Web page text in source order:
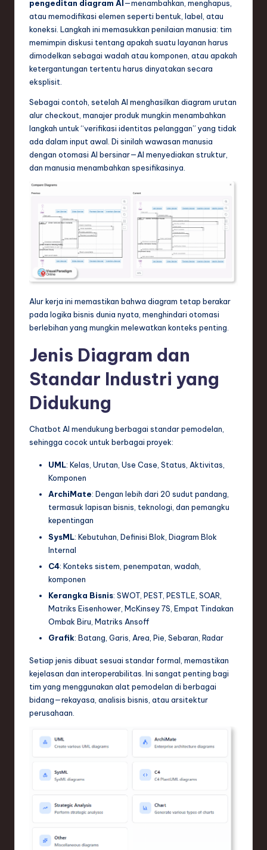
pengeditan diagram AI —menambahkan, menghapus,
atau memodifikasi elemen seperti bentuk, label, atau
koneksi. Langkah ini memasukkan penilaian manusia: tim
memimpin diskusi tentang apakah suatu layanan harus
dimodelkan sebagai wadah atau komponen, atau apakah
ketergantungan tertentu harus dinyatakan secara
eksplisit.
Sebagai contoh, setelah AI menghasilkan diagram urutan
alur checkout, manajer produk mungkin menambahkan
langkah untuk “verifikasi identitas pelanggan” yang tidak
ada dalam input awal. Di sinilah wawasan manusia
dengan otomasi AI bersinar—AI menyediakan struktur,
dan manusia menambahkan spesifikasinya.
Alur kerja ini memastikan bahwa diagram tetap berakar
pada logika bisnis dunia nyata, menghindari otomasi
berlebihan yang mungkin melewatkan konteks penting.
Jenis Diagram dan
Standar Industri yang
Didukung
Chatbot AI mendukung berbagai standar pemodelan,
sehingga cocok untuk berbagai proyek:
UML: Kelas, Urutan, Use Case, Status, Aktivitas,
Komponen
ArchiMate: Dengan lebih dari 20 sudut pandang,
termasuk lapisan bisnis, teknologi, dan pemangku
kepentingan
SysML: Kebutuhan, Definisi Blok, Diagram Blok
Internal
C4: Konteks sistem, penempatan, wadah,
komponen
Kerangka Bisnis: SWOT, PEST, PESTLE, SOAR,
Matriks Eisenhower, McKinsey 7S, Empat Tindakan
Ombak Biru, Matriks Ansoff
Grafik: Batang, Garis, Area, Pie, Sebaran, Radar
Setiap jenis dibuat sesuai standar formal, memastikan
kejelasan dan interoperabilitas. Ini sangat penting bagi
tim yang menggunakan alat pemodelan di berbagai
bidang—rekayasa, analisis bisnis, atau arsitektur
perusahaan.